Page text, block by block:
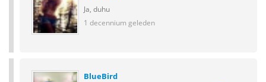
Ja, duhu
1 decennium geleden
BlueBird